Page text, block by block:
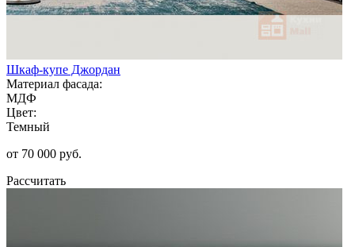
Шкаф-купе Джордан
Материал фасада:
МДФ
Цвет:
Темный
от 70 000 руб.
Рассчитать